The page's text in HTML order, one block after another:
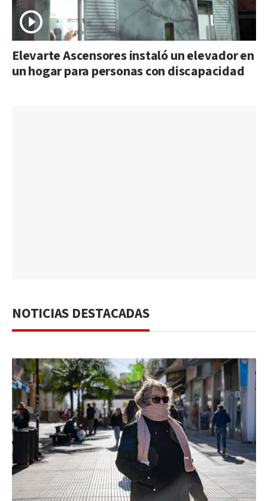
Elevarte Ascensores instaló un elevador en
un hogar para personas con discapacidad
NOTICIAS DESTACADAS